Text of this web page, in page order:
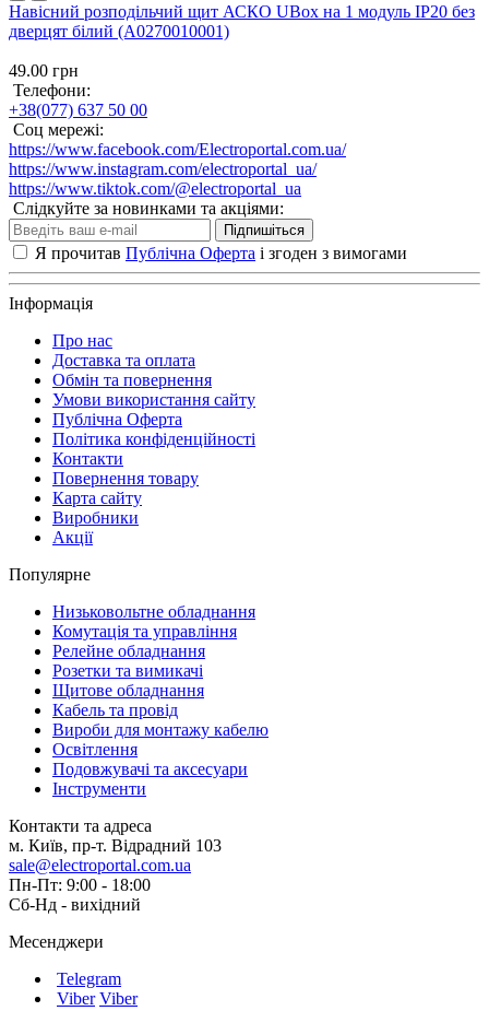
Навісний розподільчий щит АСКО UBox на 1 модуль IP20 без
дверцят білий (A0270010001)
49.00 грн
Телефони:
+38(077) 637 50 00
Соц мережі:
https://www.facebook.com/Electroportal.com.ua/
https://www.instagram.com/electroportal_ua/
https://www.tiktok.com/@electroportal_ua
Слідкуйте за новинками та акціями:
Підпишіться
Я прочитав Публічна Оферта і згоден з вимогами
Інформація
Про нас
Доставка та оплата
Обмін та повернення
Умови використання сайту
Публічна Оферта
Політика конфіденційності
Контакти
Повернення товару
Карта сайту
Виробники
Акції
Популярне
Низьковольтне обладнання
Комутація та управління
Релейне обладнання
Розетки та вимикачі
Щитове обладнання
Кабель та провід
Вироби для монтажу кабелю
Освітлення
Подовжувачі та аксесуари
Інструменти
Контакти та адреса
м. Київ, пр-т. Відрадний 103
sale@electroportal.com.ua
Пн-Пт: 9:00 - 18:00
Сб-Нд - вихідний
Месенджери
Telegram
Viber Viber